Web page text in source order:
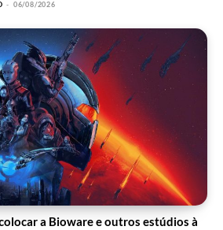
- 06/08/2026
a Bioware e outros estúdios à